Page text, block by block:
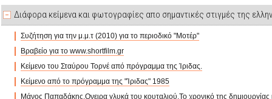
Διάφορα κείμενα και φωτογραφίες απο σημαντικές στιγμές της
Συζήτηση για την μ.μ.τ (2010) για το περιοδικό "Μοτέρ"
Βραβείο για το www.shortfilm.gr
Κείμενο του Σταύρου Τορνέ από πρόγραμμα της Ίριδας.
Κείμενο από το πρόγραμμα της "Ίριδας" 1985
Μάνος Παπαδάκης.Ονειρα γλυκά του κουταλιού.Το χρονικό της δημιουργίας